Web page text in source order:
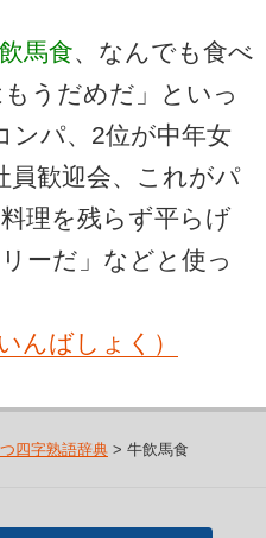
馬食、なんでも食べ
うだめだ」といっ
ンパ、2位が中年女
員歓迎会、これがパ
理を残らず平らげ
ーだ」などと使っ
んばしょく）
四字熟語辞典> 牛飲馬食